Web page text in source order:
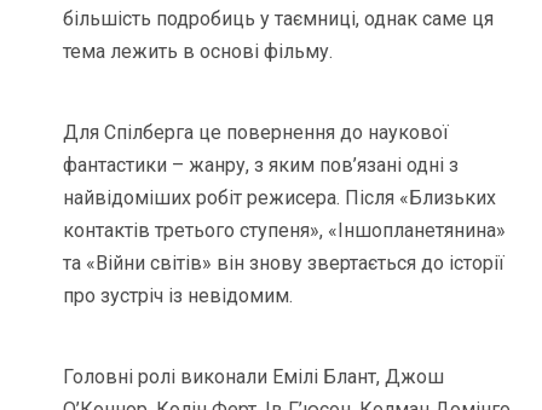
більшість подробиць у таємниці, однак саме ця
тема лежить в основі фільму.
Для Спілберга це повернення до наукової
фантастики – жанру, з яким пов’язані одні з
найвідоміших робіт режисера. Після «Близьких
контактів третього ступеня», «Іншопланетянина»
та «Війни світів» він знову звертається до історії
про зустріч із невідомим.
Головні ролі виконали Емілі Блант, Джош